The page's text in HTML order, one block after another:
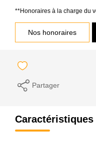
**Honoraires à la charge du
Nos honoraires
Partager